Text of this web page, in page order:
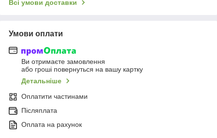
Всі умови доставки
Умови оплати
Ви отримаєте замовлення
або гроші повернуться на вашу картку
Детальніше
Оплатити частинами
Післяплата
Оплата на рахунок